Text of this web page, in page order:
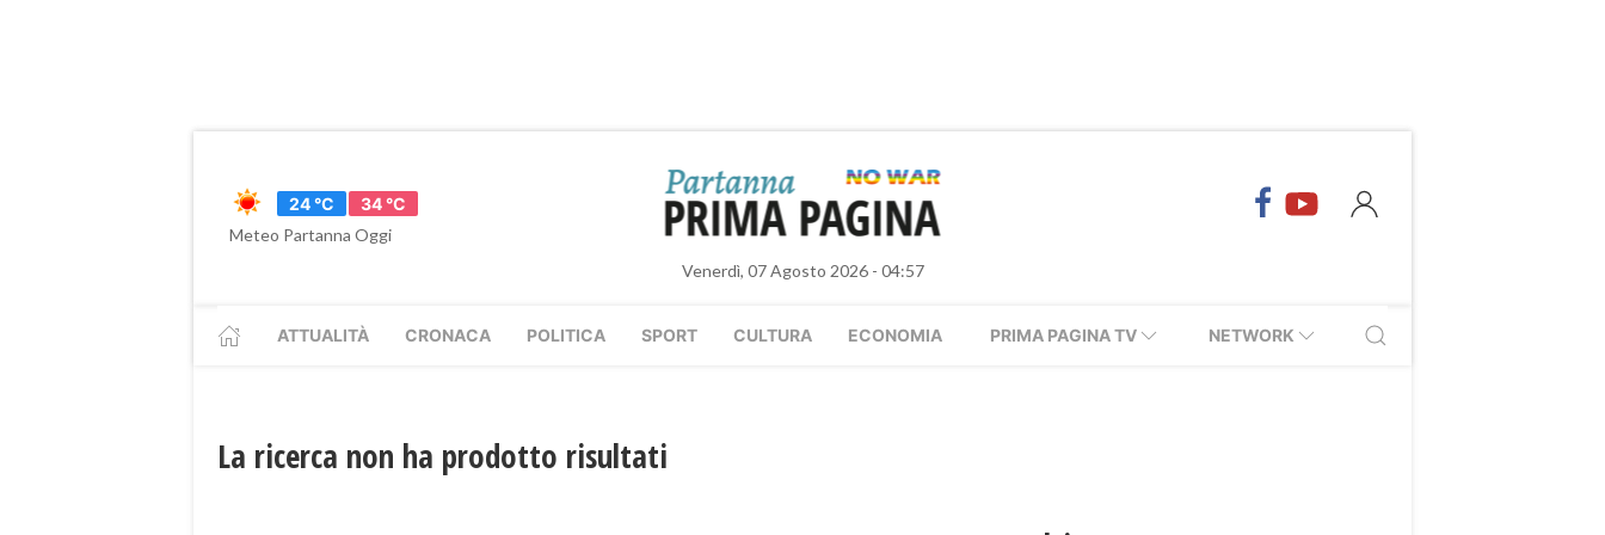
24 °C
34 °C
Meteo Partanna Oggi
Venerdì, 07 Agosto 2026 - 04:57
ATTUALITÀ CRONACA POLITICA SPORT CULTURA ECONOMIA PRIMA PAGINA TV NETWORK
La ricerca non ha prodotto risultati